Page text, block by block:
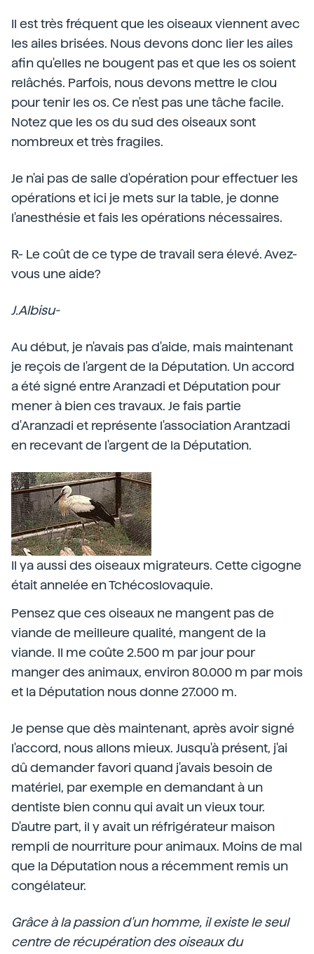
Il est très fréquent que les oiseaux viennent avec
les ailes brisées. Nous devons donc lier les ailes
afin qu'elles ne bougent pas et que les os soient
relâchés. Parfois, nous devons mettre le clou
pour tenir les os. Ce n'est pas une tâche facile.
Notez que les os du sud des oiseaux sont
nombreux et très fragiles.
Je n'ai pas de salle d'opération pour effectuer les
opérations et ici je mets sur la table, je donne
l'anesthésie et fais les opérations nécessaires.
R- Le coût de ce type de travail sera élevé. Avez-
vous une aide?
J.Albisu-
Au début, je n'avais pas d'aide, mais maintenant
je reçois de l'argent de la Députation. Un accord
a été signé entre Aranzadi et Députation pour
mener à bien ces travaux. Je fais partie
d'Aranzadi et représente l'association Arantzadi
en recevant de l'argent de la Députation.
Il ya aussi des oiseaux migrateurs. Cette cigogne
était annelée en Tchécoslovaquie.
Pensez que ces oiseaux ne mangent pas de
viande de meilleure qualité, mangent de la
viande. Il me coûte 2.500 m par jour pour
manger des animaux, environ 80.000 m par mois
et la Députation nous donne 27.000 m.
Je pense que dès maintenant, après avoir signé
l'accord, nous allons mieux. Jusqu'à présent, j'ai
dû demander favori quand j'avais besoin de
matériel, par exemple en demandant à un
dentiste bien connu qui avait un vieux tour.
D'autre part, il y avait un réfrigérateur maison
rempli de nourriture pour animaux. Moins de mal
que la Députation nous a récemment remis un
congélateur.
Grâce à la passion d'un homme, il existe le seul
centre de récupération des oiseaux du